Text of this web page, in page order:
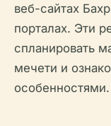
веб-сайтах
порталах. Эти
спланировать
мечети и
особенностями.